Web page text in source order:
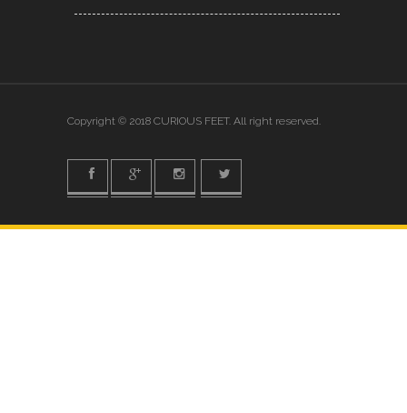
Copyright © 2018 CURIOUS FEET. All right reserved.